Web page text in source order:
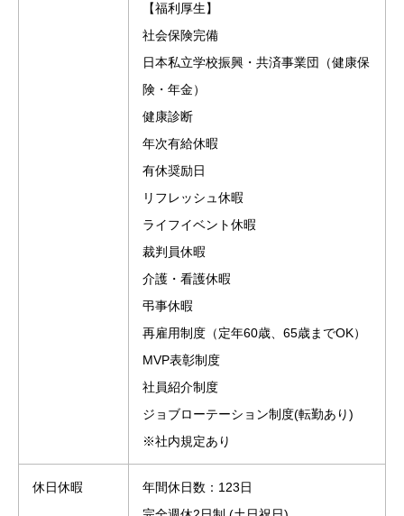
【福利厚生】
社会保険完備
日本私立学校振興・共済事業団（健康保
険・年金）
健康診断
年次有給休暇
有休奨励日
リフレッシュ休暇
ライフイベント休暇
裁判員休暇
介護・看護休暇
弔事休暇
再雇用制度（定年60歳、65歳までOK）
MVP表彰制度
社員紹介制度
ジョブローテーション制度(転勤あり)
※社内規定あり
休日休暇
年間休日数：123日